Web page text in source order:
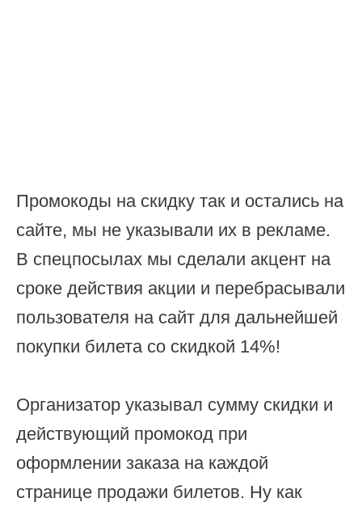
Промокоды на скидку так и остались на
сайте, мы не указывали их в рекламе.
В спецпосылах мы сделали акцент на
сроке действия акции и перебрасывали
пользователя на сайт для дальнейшей
покупки билета со скидкой 14%!
Организатор указывал сумму скидки и
действующий промокод при
оформлении заказа на каждой
странице продажи билетов. Ну как